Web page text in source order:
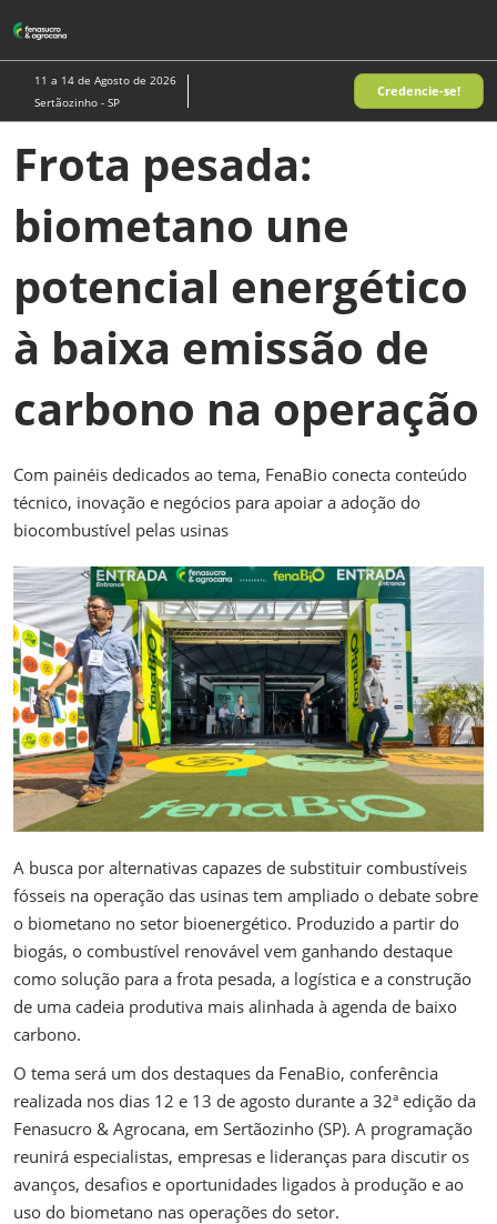
para
o
conteúdo
11 a 14 de Agosto de 2026
Sertãozinho - SP
Credencie-se!
Frota pesada:
biometano une
potencial energético
à baixa emissão de
carbono na operação
Com painéis dedicados ao tema, FenaBio conecta conteúdo
técnico, inovação e negócios para apoiar a adoção do
biocombustível pelas usinas
A busca por alternativas capazes de substituir combustíveis
fósseis na operação das usinas tem ampliado o debate sobre
o biometano no setor bioenergético. Produzido a partir do
biogás, o combustível renovável vem ganhando destaque
como solução para a frota pesada, a logística e a construção
de uma cadeia produtiva mais alinhada à agenda de baixo
carbono.
O tema será um dos destaques da FenaBio, conferência
realizada nos dias 12 e 13 de agosto durante a 32ª edição da
Fenasucro & Agrocana, em Sertãozinho (SP). A programação
reunirá especialistas, empresas e lideranças para discutir os
avanços, desafios e oportunidades ligados à produção e ao
uso do biometano nas operações do setor.